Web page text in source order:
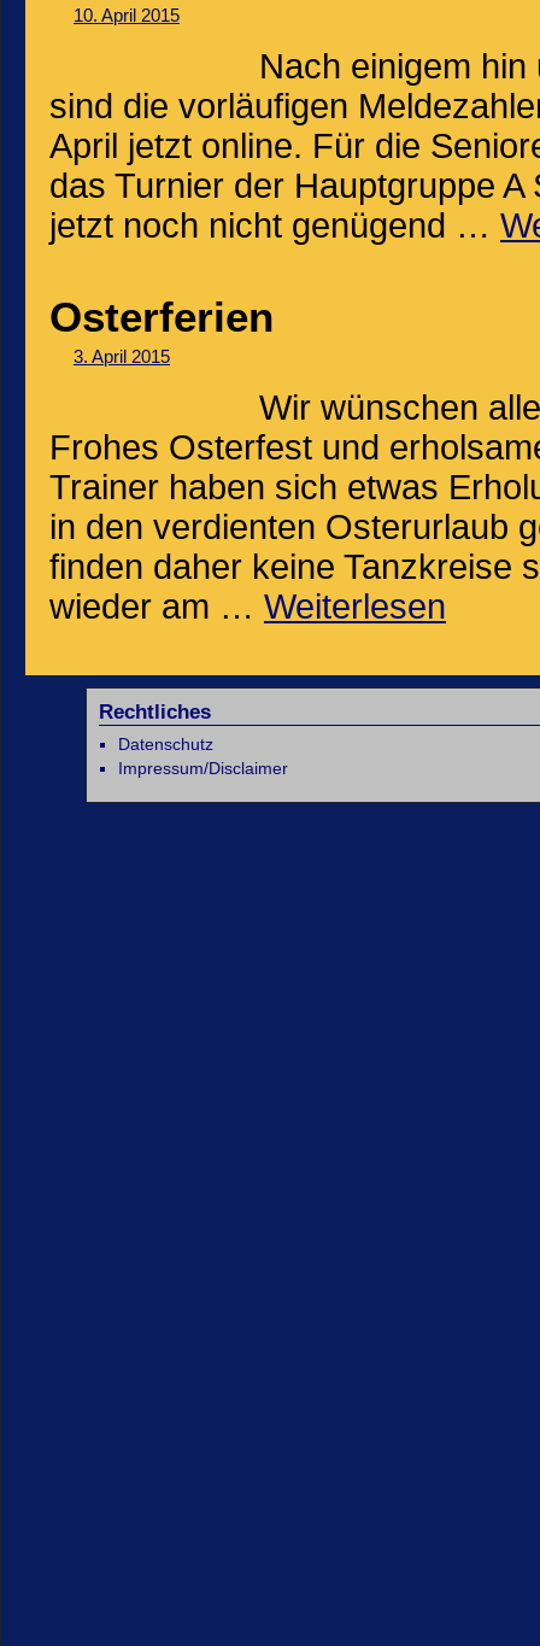
10. April 2015
Nach einigem
sind die vorläufigen
April jetzt online. Für die
das Turnier der Hauptgruppe
jetzt noch nicht genügend …
Osterferien
3. April 2015
Wir wünschen
Frohes Osterfest und
Trainer haben sich etwas
in den verdienten Osterurlaub
finden daher keine Tanzkreise
wieder am … Weiterlesen
Rechtliches
Datenschutz
Impressum/Disclaimer